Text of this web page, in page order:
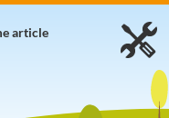
article